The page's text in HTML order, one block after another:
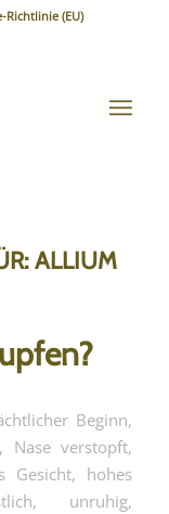
Richtlinie (EU)
ALLIUM
Beginn,
Nase verstopft,
Gesicht, hohes
unruhig,